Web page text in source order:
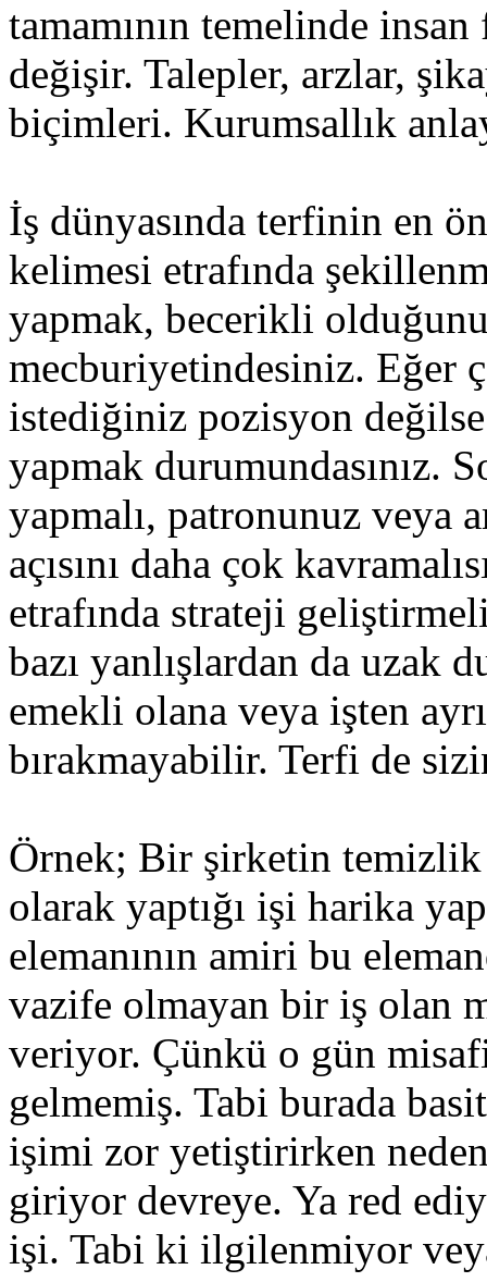
tamamının temelinde
değişir. Talepler, arzlar,
biçimleri. Kurumsallık
İş dünyasında terfinin en
kelimesi etrafında
yapmak, becerikli
mecburiyetindesiniz. Eğer
istediğiniz pozisyon
yapmak durumundasınız.
yapmalı, patronunuz veya
açısını daha çok
etrafında strateji
bazı yanlışlardan da uzak
emekli olana veya işten
bırakmayabilir. Terfi de
Örnek; Bir şirketin temizlik
olarak yaptığı işi harika
elemanının amiri bu
vazife olmayan bir iş olan
veriyor. Çünkü o gün
gelmemiş. Tabi burada
işimi zor yetiştirirken
giriyor devreye. Ya red
işi. Tabi ki ilgilenmiyor